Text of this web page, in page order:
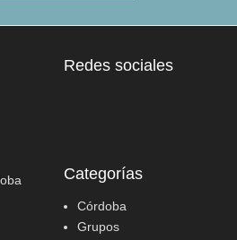
Redes sociales
Categorías
Córdoba
Grupos